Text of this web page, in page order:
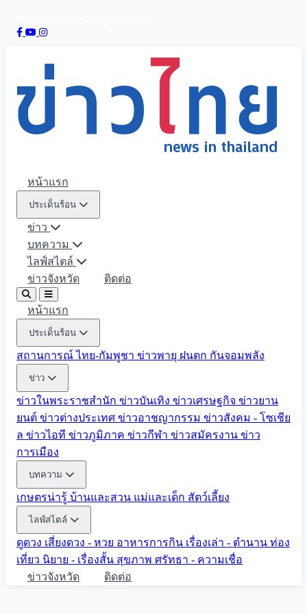
หน้าแรก
ประเด็นร้อน
ข่าว
บทความ
ไลฟ์สไตล์
ข่าวจังหวัด
ติดต่อ
หน้าแรก
ประเด็นร้อน
สถานการณ์ ไทย-กัมพูชา ข่าวพายุ ฝนตก กันจอมพลัง
ข่าว
ข่าวในพระราชสำนัก ข่าวบันเทิง ข่าวเศรษฐกิจ ข่าวยาน
ยนต์ ข่าวต่างประเทศ ข่าวอาชญากรรม ข่าวสังคม - โซเชีย
ล ข่าวไอที ข่าวภูมิภาค ข่าวกีฬา ข่าวสมัครงาน ข่าว
การเมือง
บทความ
เกษตรน่ารู้ บ้านและสวน แม่และเด็ก สัตว์เลี้ยง
ไลฟ์สไตล์
ดูดวง เสี่ยงดวง - หวย อาหารการกิน เรื่องเล่า - ตำนาน ท่อง
เที่ยว นิยาย - เรื่องสั้น สุขภาพ ศรัทธา - ความเชื่อ
ข่าวจังหวัด
ติดต่อ